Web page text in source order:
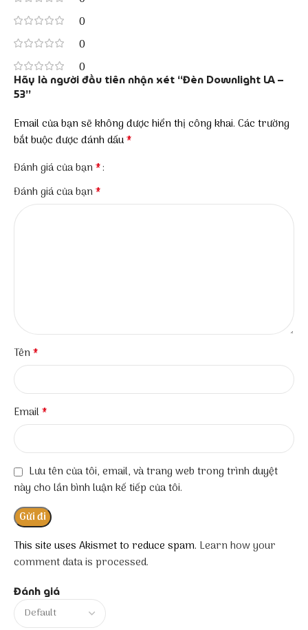
0
0
0
Đánh giá
Hãy là người đầu tiên nhận xét “Đèn Downlight LA –
53”
Email của bạn sẽ không được hiển thị công khai. Các trường
bắt buộc được đánh dấu*
Đánh giá của bạn*
Đánh giá của bạn*
Tên*
Email*
Lưu tên của tôi, email, và trang web trong trình duyệt
này cho lần bình luận kế tiếp của tôi.
This site uses Akismet to reduce spam. Learn how your
comment data is processed.